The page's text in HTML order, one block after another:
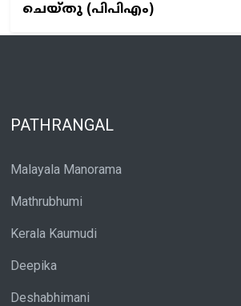
ചെയ്തു (പിപിഎം)
PATHRANGAL
Malayala Manorama
Mathrubhumi
Kerala Kaumudi
Deepika
Deshabhimani